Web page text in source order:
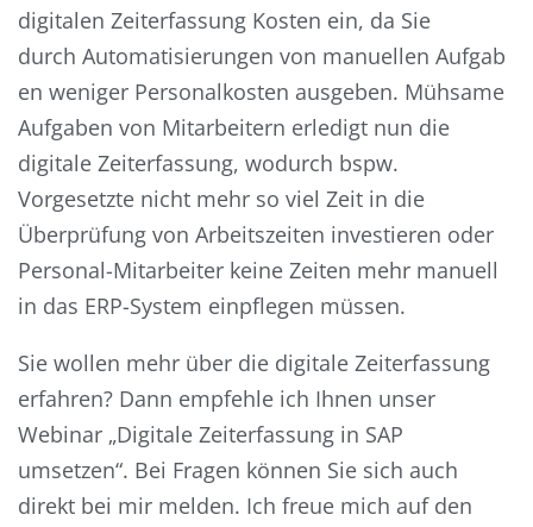
digitalen Zeiterfassung Kosten ein, da Sie
durch Automatisierungen von manuellen Aufgab
en weniger Personalkosten ausgeben. Mühsame
Aufgaben von Mitarbeitern erledigt nun die
digitale Zeiterfassung, wodurch bspw.
Vorgesetzte nicht mehr so viel Zeit in die
Überprüfung von Arbeitszeiten investieren oder
Personal-Mitarbeiter keine Zeiten mehr manuell
in das ERP-System einpflegen müssen.
Sie wollen mehr über die digitale Zeiterfassung
erfahren? Dann empfehle ich Ihnen unser
Webinar „Digitale Zeiterfassung in SAP
umsetzen“. Bei Fragen können Sie sich auch
direkt bei mir melden. Ich freue mich auf den